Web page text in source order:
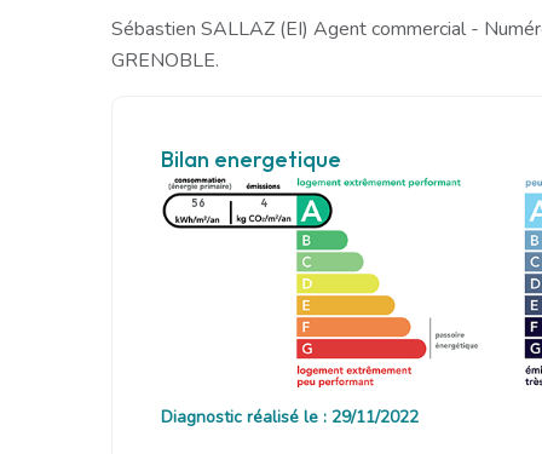
Sébastien SALLAZ (EI) Agent commercial -
GRENOBLE.
Bilan energetique
56 4
Diagnostic réalisé le : 29/11/2022